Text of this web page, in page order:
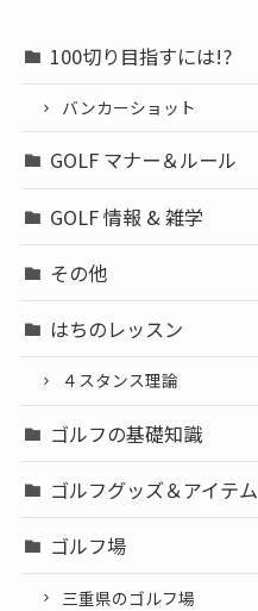
100切り目指すには!?
バンカーショット
GOLF マナー＆ルール
GOLF 情報 & 雑学
その他
はちのレッスン
４スタンス理論
ゴルフの基礎知識
ゴルフグッズ＆アイテム
ゴルフ場
三重県のゴルフ場